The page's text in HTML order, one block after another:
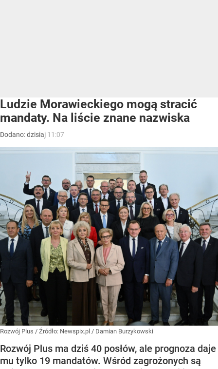
Ludzie Morawieckiego mogą stracić
mandaty. Na liście znane nazwiska
Dodano:dzisiaj 11:07
Rozwój Plus / Źródło: Newspix.pl / Damian Burzykowski
Rozwój Plus ma dziś 40 posłów, ale prognoza daje
mu tylko 19 mandatów. Wśród zagrożonych są